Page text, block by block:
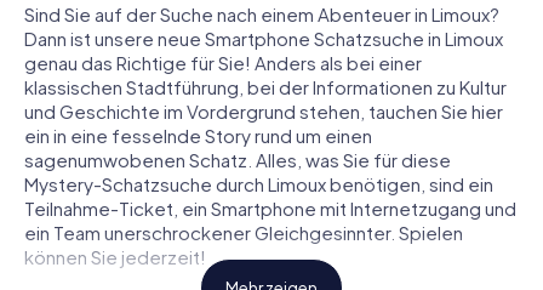
Sind Sie auf der Suche nach einem Abenteuer in Limoux?
Dann ist unsere neue Smartphone Schatzsuche in Limoux
genau das Richtige für Sie! Anders als bei einer
klassischen Stadtführung, bei der Informationen zu Kultur
und Geschichte im Vordergrund stehen, tauchen Sie hier
ein in eine fesselnde Story rund um einen
sagenumwobenen Schatz. Alles, was Sie für diese
Mystery-Schatzsuche durch Limoux benötigen, sind ein
Teilnahme-Ticket, ein Smartphone mit Internetzugang und
ein Team unerschrockener Gleichgesinnter. Spielen
können Sie jederzeit!